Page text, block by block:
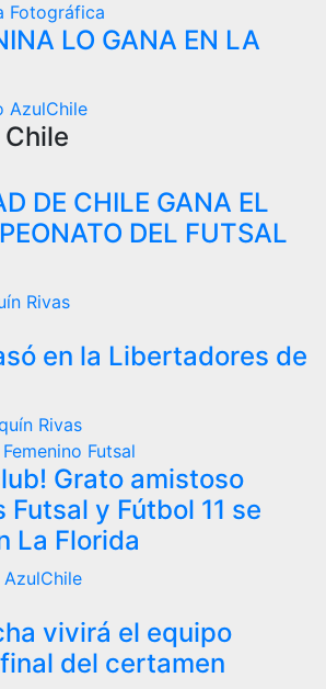
Fotográfica
LO GANA EN LA
AzulChile
DE CHILE GANA EL
DEL FUTSAL
Rivas
en la Libertadores de
Rivas
Futsal
Grato amistoso
Futsal y Fútbol 11 se
La Florida
AzulChile
vivirá el equipo
del certamen